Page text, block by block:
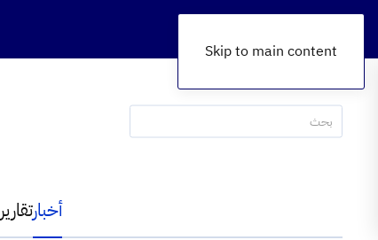
Skip to main content
أخبارتقارير